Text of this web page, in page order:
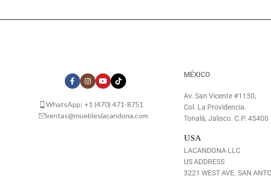
WhatsApp: +1 (470) 471-8751
ventas@muebleslacandona.com
MÉXICO
Av. San Vicente #1130,
Col. La Providencia.
Tonalá, Jalisco. C.P. 45400
USA
LACANDONA LLC
US ADDRESS
3221 WEST AVE. SAN